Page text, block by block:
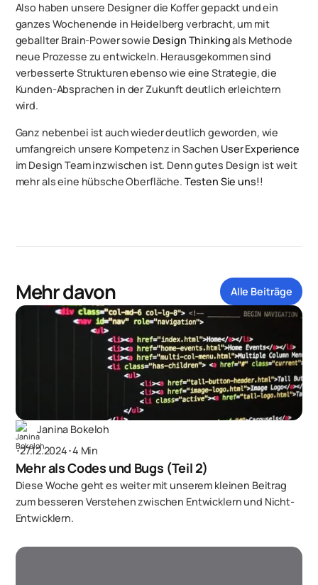
Also haben unsere Designer die Koffer gepackt und ein
ganzes Wochenende in Heidelberg verbracht, um mit
geballter Brain-Power sowie Design Thinkingals Methode
neue Prozesse zu entwickeln. Herausgekommen sind
verbesserte Strukturen ebenso wie eine Strategie, die
Kunden-Absprachen in der Zukunft deutlich erleichtern
wird.
Ganz nebenbei ist auch wieder deutlich geworden, wie
umfangreich unsere Kompetenz in Sachen User Experience
im Design Team inzwischen ist. Denn gutes Design ist weit
mehr als eine hübsche Oberfläche. Testen Sie uns!!
Mehr davon Alle Beiträge
Janina Bokeloh
･27.12.2024･4 Min
Mehr als Codes und Bugs (Teil 2)
Diese Woche geht es weiter mit unserem kleinen Beitrag
zum besseren Verstehen zwischen Entwicklern und Nicht-
Entwicklern.